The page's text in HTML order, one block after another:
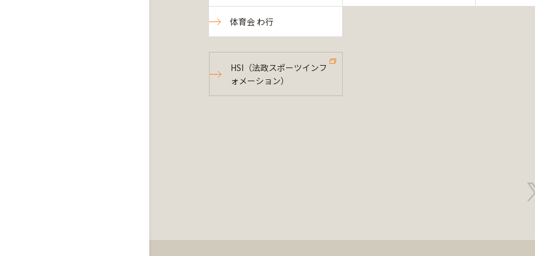
体育会 わ行
HSI（法政スポーツインフ
ォメーション）